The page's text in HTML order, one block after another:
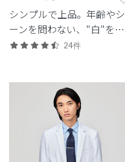
シンプルで上品。年齢やシ
ーンを問わない、"白"を追
求したクラシコの定番モデ
24件